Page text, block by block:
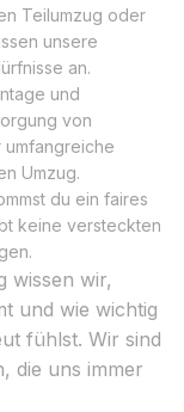
Teilumzug oder
unsere
an.
und
von
umfangreiche
Umzug.
du ein faires
keine versteckten
wissen wir,
und wie wichtig
fühlst. Wir sind
die uns immer